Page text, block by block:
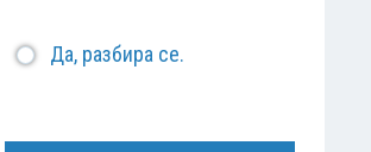
Да, разбира се.